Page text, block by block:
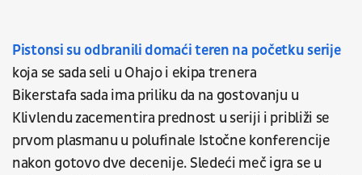
Pistonsi su odbranili domaći teren na početku serije
koja se sada seli u Ohajo i ekipa trenera
Bikerstafa sada ima priliku da na gostovanju u
Klivlendu zacementira prednost u seriji i približi se
prvom plasmanu u polufinale Istočne konferencije
nakon gotovo dve decenije. Sledeći meč igra se u